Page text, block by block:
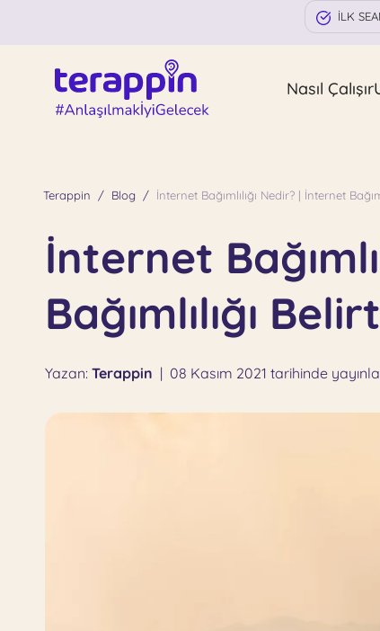
İLK
Nasıl Çalışır
Terappin Blog İnternet Bağımlılığı Nedir? | İnternet
İnternet
Bağımlılığı
Yazan: Terappin | 08 Kasım 2021 tarihinde